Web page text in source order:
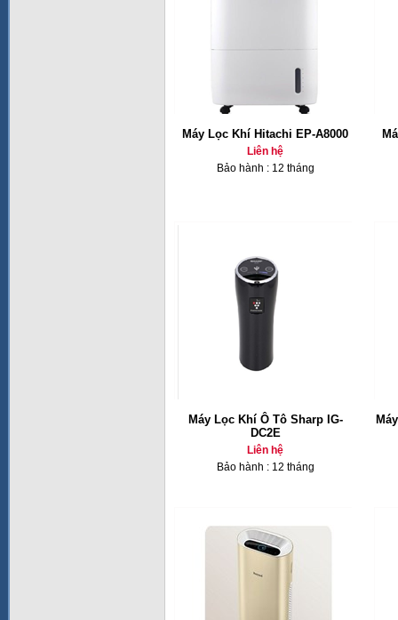
Máy Lọc Khí Hitachi EP-A8000
Liên hệ
Bảo hành : 12 tháng
Máy Lọc Khí Ô Tô Sharp IG-
DC2E
Liên hệ
Bảo hành : 12 tháng